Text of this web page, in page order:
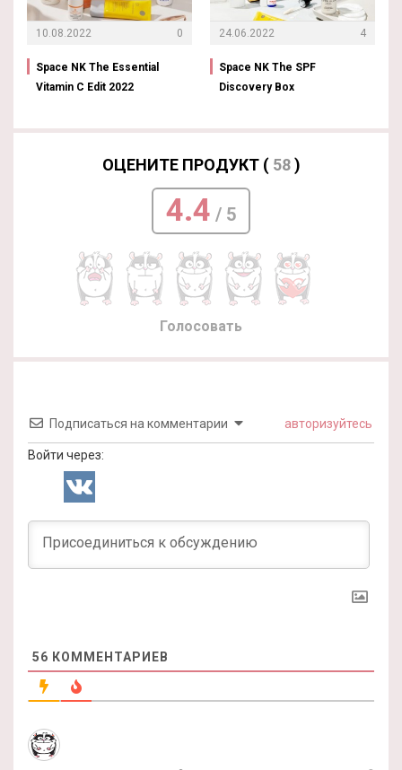
10.08.2022 0
Space NK The Essential
Vitamin C Edit 2022
24.06.2022 4
Space NK The SPF
Discovery Box
ОЦЕНИТЕ ПРОДУКТ ( 58)
4.4 / 5
Голосовать
Подписаться на комментарии авторизуйтесь
Войти через:
56 КОММЕНТАРИЕВ